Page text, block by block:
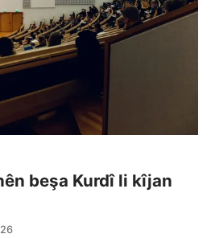
beşa Kurdî li kîjan